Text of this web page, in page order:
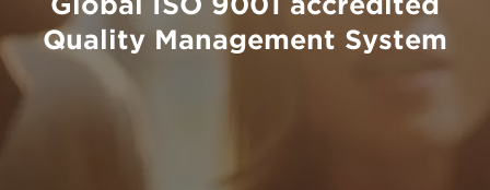
Quality Management System